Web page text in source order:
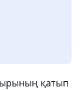
қатып